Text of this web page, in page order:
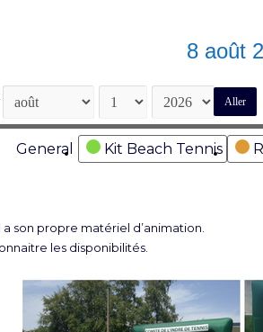
8 août
Mois
Jour
Année
General Kit Beach Tennis
son propre matériel d’animation.
les disponibilités.